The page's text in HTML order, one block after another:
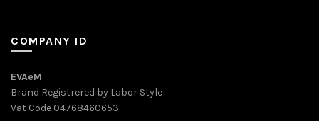
COMPANY ID
EVAeM
Brand Registrered by Labor Style
Vat Code 04768460653